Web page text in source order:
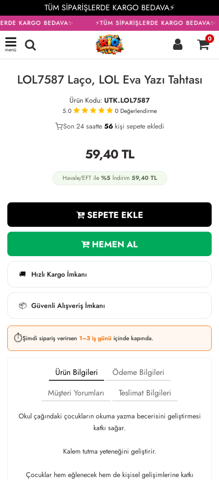
TÜM SİPARİŞLERDE KARGO BEDAVA⚡
KARGO BEDAVA✨ ⚡TÜM SİPARİŞLERDE KARGO BEDAVA✨
menü
0
LOL7587 Laço, LOL Eva Yazı Tahtası
Ürün Kodu: UTK.LOL7587
5.0 0 Değerlendirme
32
Son 24 saatte 56kişi sepete ekledi
20
59,40TL
Havale/EFT ile %5İndirim 59,40TL
SEPETE EKLE
HEMEN AL
🚚 Hızlı Kargo İmkanı
📦 Güvenli Alışveriş İmkanı
⏱️Şimdi sipariş verirsen 1–3 iş günü içinde kapında.
Ürün Bilgileri
Ödeme Bilgileri
Müşteri Yorumları
Teslimat Bilgileri
Okul çağındaki çocukların okuma yazma becerisini geliştirmesi
katkı sağar.
Kalem tutma yeteneğini geliştirir.
Çocuklar hem eğlenecek hem de kişisel gelişimlerine katkı